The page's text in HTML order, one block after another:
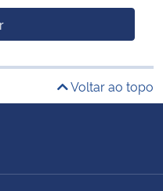
Voltar ao topo